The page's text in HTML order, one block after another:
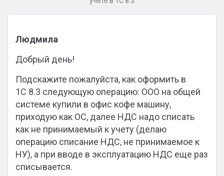
Людмила
Добрый день!
Подскажите пожалуйста, как оформить в
1С 8.3 следующую операцию: ООО на общей
системе купили в офис кофе машину,
приходую как ОС, далее НДС надо списать
как не принимаемый к учету (делаю
операцию списание НДС, не принимаемое к
НУ), а при вводе в эксплуатацию НДС еще раз
списывается.